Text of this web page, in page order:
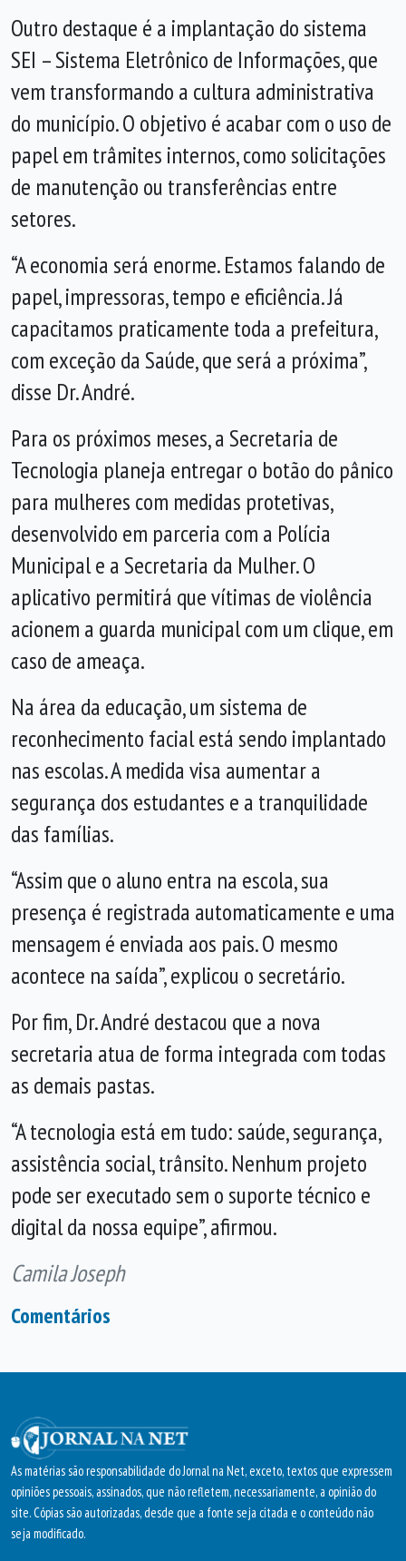
Outro destaque é a implantação do sistema
SEI – Sistema Eletrônico de Informações, que
vem transformando a cultura administrativa
do município. O objetivo é acabar com o uso de
papel em trâmites internos, como solicitações
de manutenção ou transferências entre
setores.
“A economia será enorme. Estamos falando de
papel, impressoras, tempo e eficiência. Já
capacitamos praticamente toda a prefeitura,
com exceção da Saúde, que será a próxima”,
disse Dr. André.
Para os próximos meses, a Secretaria de
Tecnologia planeja entregar o botão do pânico
para mulheres com medidas protetivas,
desenvolvido em parceria com a Polícia
Municipal e a Secretaria da Mulher. O
aplicativo permitirá que vítimas de violência
acionem a guarda municipal com um clique, em
caso de ameaça.
Na área da educação, um sistema de
reconhecimento facial está sendo implantado
nas escolas. A medida visa aumentar a
segurança dos estudantes e a tranquilidade
das famílias.
“Assim que o aluno entra na escola, sua
presença é registrada automaticamente e uma
mensagem é enviada aos pais. O mesmo
acontece na saída”, explicou o secretário.
Por fim, Dr. André destacou que a nova
secretaria atua de forma integrada com todas
as demais pastas.
“A tecnologia está em tudo: saúde, segurança,
assistência social, trânsito. Nenhum projeto
pode ser executado sem o suporte técnico e
digital da nossa equipe”, afirmou.
Camila Joseph
Comentários
As matérias são responsabilidade do Jornal na Net, exceto, textos que expressem
opiniões pessoais, assinados, que não refletem, necessariamente, a opinião do
site. Cópias são autorizadas, desde que a fonte seja citada e o conteúdo não
seja modificado.